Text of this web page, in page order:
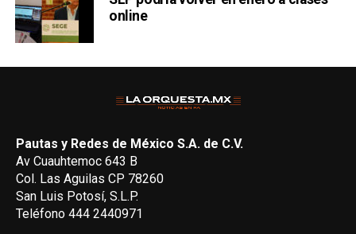
online
Pautas y Redes de México S.A. de C.V.
Av Cuauhtemoc 643 B
Col. Las Aguilas CP 78260
San Luis Potosí, S.L.P.
Teléfono 444 2440971